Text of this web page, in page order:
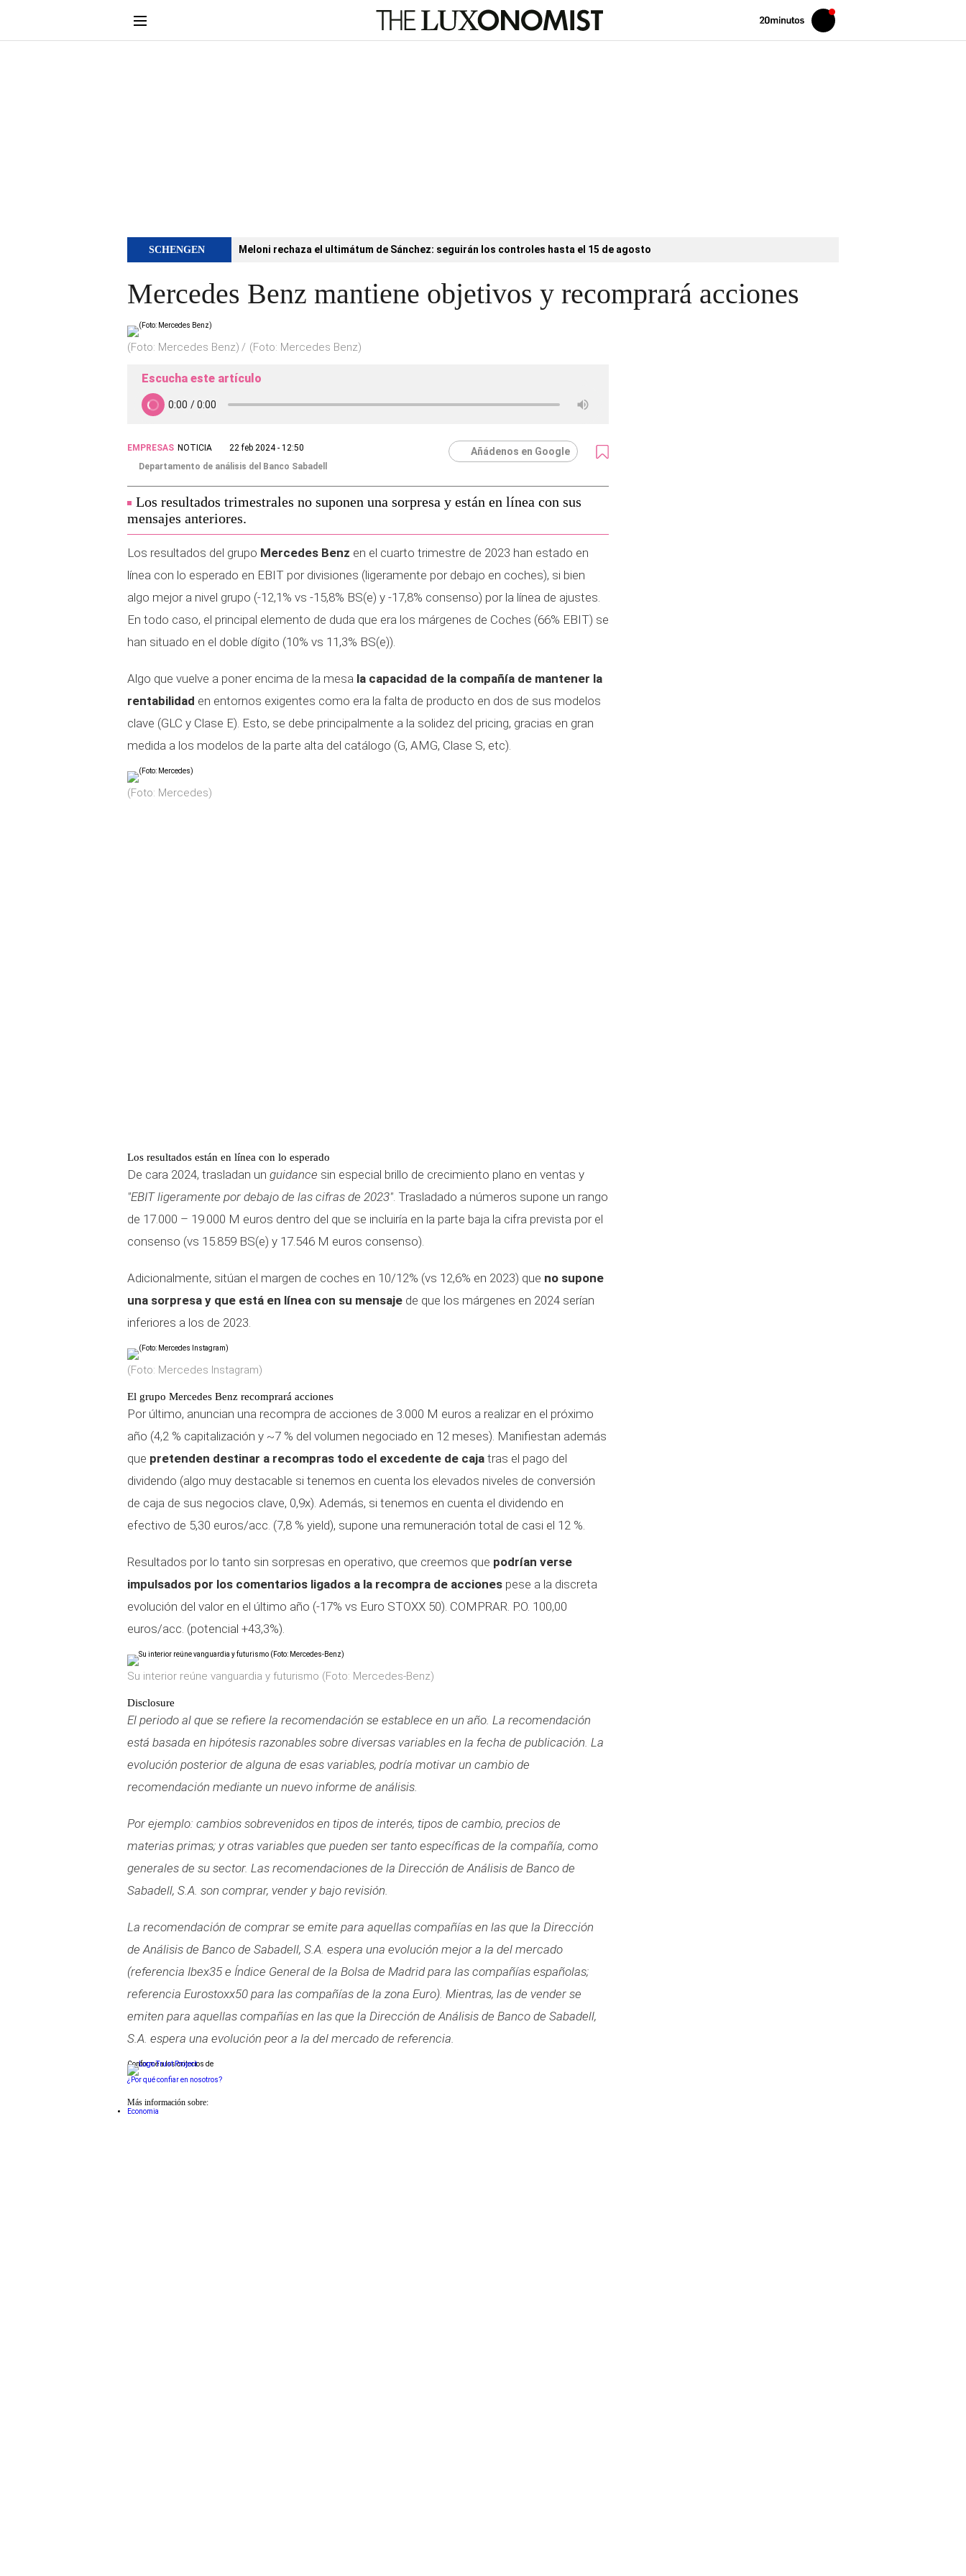
Volver
Iniciar
sesión
SCHENGEN Meloni rechaza el ultimátum de Sánchez: seguirán los controles hasta el 15 de agosto
Mercedes Benz mantiene objetivos y recomprará acciones
(Foto: Mercedes Benz) (Foto: Mercedes Benz)
Escucha este artículo
EMPRESAS NOTICIA
22 feb 2024 - 12:50
Departamento de análisis del Banco Sabadell
Añádenos en Google
Los resultados trimestrales no suponen una sorpresa y están en línea con sus
mensajes anteriores.
Los resultados del grupo Mercedes Benz en el cuarto trimestre de 2023 han estado en
línea con lo esperado en EBIT por divisiones (ligeramente por debajo en coches), si bien
algo mejor a nivel grupo (-12,1% vs -15,8% BS(e) y -17,8% consenso) por la línea de ajustes.
En todo caso, el principal elemento de duda que era los márgenes de Coches (66% EBIT) se
han situado en el doble dígito (10% vs 11,3% BS(e)).
Algo que vuelve a poner encima de la mesa la capacidad de la compañía de mantener la
rentabilidad en entornos exigentes como era la falta de producto en dos de sus modelos
clave (GLC y Clase E). Esto, se debe principalmente a la solidez del pricing, gracias en gran
medida a los modelos de la parte alta del catálogo (G, AMG, Clase S, etc).
(Foto: Mercedes)
Los resultados están en línea con lo esperado
De cara 2024, trasladan un guidance sin especial brillo de crecimiento plano en ventas y
"EBIT ligeramente por debajo de las cifras de 2023". Trasladado a números supone un rango
de 17.000 – 19.000 M euros dentro del que se incluiría en la parte baja la cifra prevista por el
consenso (vs 15.859 BS(e) y 17.546 M euros consenso).
Adicionalmente, sitúan el margen de coches en 10/12% (vs 12,6% en 2023) que no supone
una sorpresa y que está en línea con su mensaje de que los márgenes en 2024 serían
inferiores a los de 2023.
(Foto: Mercedes Instagram)
El grupo Mercedes Benz recomprará acciones
Por último, anuncian una recompra de acciones de 3.000 M euros a realizar en el próximo
año (4,2 % capitalización y ~7 % del volumen negociado en 12 meses). Manifiestan además
que pretenden destinar a recompras todo el excedente de caja tras el pago del
dividendo (algo muy destacable si tenemos en cuenta los elevados niveles de conversión
de caja de sus negocios clave, 0,9x). Además, si tenemos en cuenta el dividendo en
efectivo de 5,30 euros/acc. (7,8 % yield), supone una remuneración total de casi el 12 %.
Resultados por lo tanto sin sorpresas en operativo, que creemos que podrían verse
impulsados por los comentarios ligados a la recompra de acciones pese a la discreta
evolución del valor en el último año (-17% vs Euro STOXX 50). COMPRAR. P.O. 100,00
euros/acc. (potencial +43,3%).
Su interior reúne vanguardia y futurismo (Foto: Mercedes-Benz)
Disclosure
El periodo al que se refiere la recomendación se establece en un año. La recomendación
está basada en hipótesis razonables sobre diversas variables en la fecha de publicación. La
evolución posterior de alguna de esas variables, podría motivar un cambio de
recomendación mediante un nuevo informe de análisis.
Por ejemplo: cambios sobrevenidos en tipos de interés, tipos de cambio, precios de
materias primas; y otras variables que pueden ser tanto específicas de la compañía, como
generales de su sector. Las recomendaciones de la Dirección de Análisis de Banco de
Sabadell, S.A. son comprar, vender y bajo revisión.
La recomendación de comprar se emite para aquellas compañías en las que la Dirección
de Análisis de Banco de Sabadell, S.A. espera una evolución mejor a la del mercado
(referencia Ibex35 e Índice General de la Bolsa de Madrid para las compañías españolas;
referencia Eurostoxx50 para las compañías de la zona Euro). Mientras, las de vender se
emiten para aquellas compañías en las que la Dirección de Análisis de Banco de Sabadell,
S.A. espera una evolución peor a la del mercado de referencia.
Conforme a los criterios de
¿Por qué confiar en nosotros?
Más información sobre:
Economia